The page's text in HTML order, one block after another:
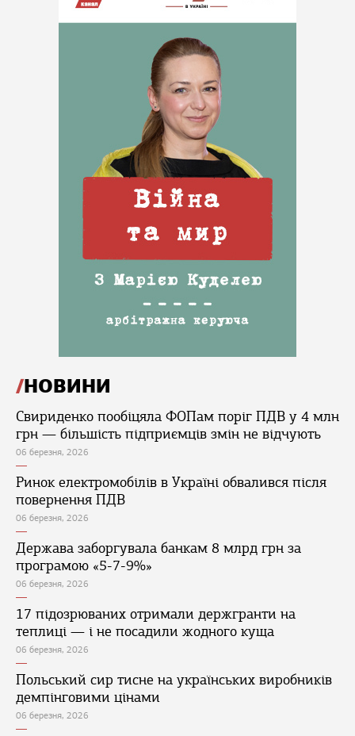
НОВИНИ
Свириденко пообіцяла ФОПам поріг ПДВ у 4 млн
грн — більшість підприємців змін не відчують
06 березня, 2026
Ринок електромобілів в Україні обвалився після
повернення ПДВ
06 березня, 2026
Держава заборгувала банкам 8 млрд грн за
програмою «5-7-9%»
06 березня, 2026
17 підозрюваних отримали держгранти на
теплиці — і не посадили жодного куща
06 березня, 2026
Польський сир тисне на українських виробників
демпінговими цінами
06 березня, 2026